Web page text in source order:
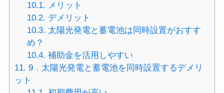
10.1. メリット
10.2. デメリット
10.3. 太陽光発電と蓄電池は同時設置がおすす
め？
10.4. 補助金を活用しやすい
11. 9．太陽光発電と蓄電池を同時設置するデメリ
ット